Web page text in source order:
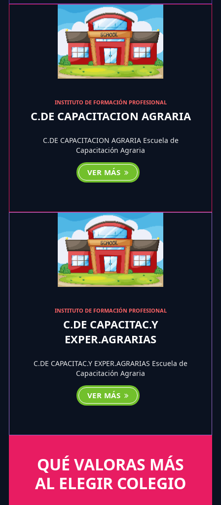
INSTITUTO DE FORMACIÓN PROFESIONAL
C.DE CAPACITACION AGRARIA
C.DE CAPACITACION AGRARIA Escuela de
Capacitación Agraria
VER MÁS
INSTITUTO DE FORMACIÓN PROFESIONAL
C.DE CAPACITAC.Y
EXPER.AGRARIAS
C.DE CAPACITAC.Y EXPER.AGRARIAS Escuela de
Capacitación Agraria
VER MÁS
QUÉ VALORAS MÁS
AL ELEGIR COLEGIO